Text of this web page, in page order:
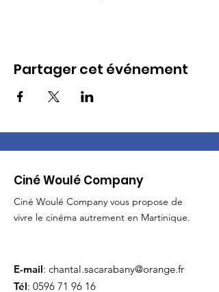
Partager cet événement
Ciné Woulé Company
Ciné Woulé Company vous propose de
vivre le cinéma autrement en Martinique.
E-mail: chantal.sacarabany@orange.fr
Tél: 0596 71 96 16